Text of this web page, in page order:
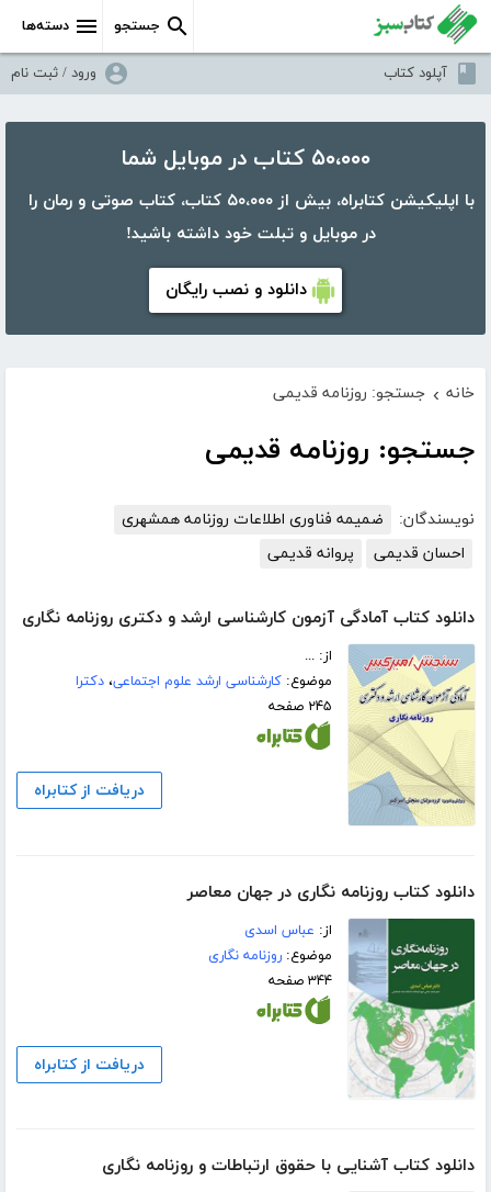
دسته‌ها جستجو
آپلود کتاب ورود / ثبت نام
۵۰،۰۰۰ کتاب در موبایل شما
با اپلیکیشن کتابراه، بیش از ۵۰،۰۰۰ کتاب، کتاب صوتی و رمان را
در موبایل و تبلت خود داشته باشید!
دانلود و نصب رایگان
خانه › جستجو: روزنامه قدیمی
جستجو: روزنامه قدیمی
نویسندگان:
ضمیمه فناوری اطلاعات روزنامه همشهری
احسان قدیمی
پروانه قدیمی
دانلود کتاب آمادگی آزمون کارشناسی ارشد و دکتری روزنامه نگاری
از: ...
موضوع:کارشناسی ارشد علوم اجتماعی،دکترا
۲۴۵ صفحه
دریافت از کتابراه
دانلود کتاب روزنامه نگاری در جهان معاصر
از: عباس اسدی
موضوع:روزنامه نگاری
۳۴۴ صفحه
دریافت از کتابراه
دانلود کتاب آشنایی با حقوق ارتباطات و روزنامه نگاری